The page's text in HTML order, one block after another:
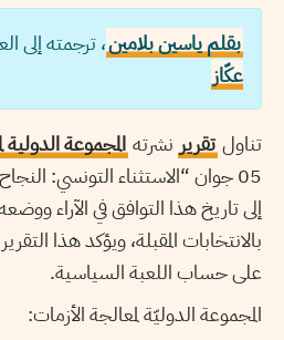
بقلم ياسين بلامين، ترجمته إلى
عكّاز
تناول تقرير نشرته المجموعة الدولية
05 جوان “الاستثناء التونسي:
إلى تاريخ هذا التوافق في الآراء
بالانتخابات المقبلة، ويؤكد هذا
على حساب اللعبة السياسية.
المجموعة الدوليّة لمعالجة الأزمات: